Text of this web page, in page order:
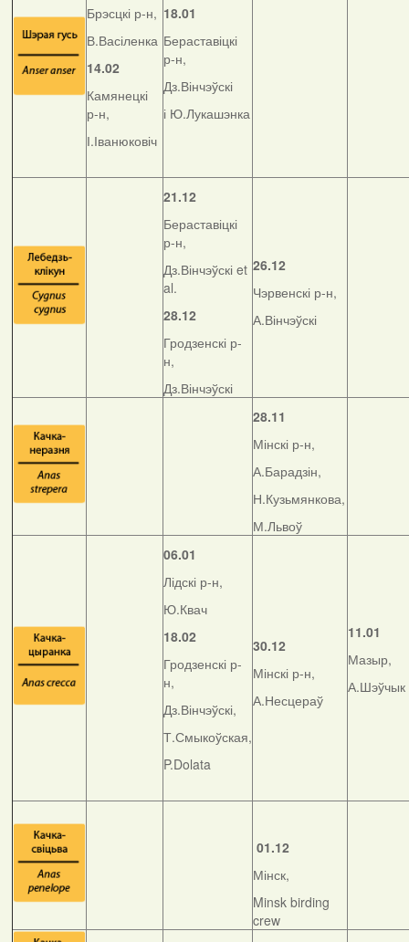
Брэсцкі р-н,
В.Васіленка
14.02
Камянецкі
р-н,
І.Іванюковіч
18.01
Бераставіцкі
р-н,
Дз.Вінчэўскі
і Ю.Лукашэнка
21.12
Бераставіцкі
р-н,
Дз.Вінчэўскі et
al.
28.12
Гродзенскі р-
н,
Дз.Вінчэўскі
26.12
Чэрвенскі р-н,
А.Вінчэўскі
28.11
Мінскі р-н,
А.Барадзін,
Н.Кузьмянкова,
М.Львоў
06.01
Лідскі р-н,
Ю.Квач
18.02
Гродзенскі р-
н,
Дз.Вінчэўскі,
Т.Смыкоўская,
P.Dolata
30.12
Мінскі р-н,
А.Несцераў
11.01
Мазыр,
А.Шэўчык
01.12
Мінск,
Minsk birding
crew